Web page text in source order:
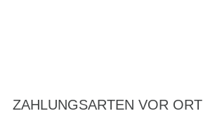
ZAHLUNGSARTEN VOR ORT